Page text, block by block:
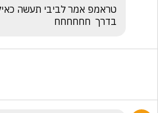
בדרך  חחחחחח